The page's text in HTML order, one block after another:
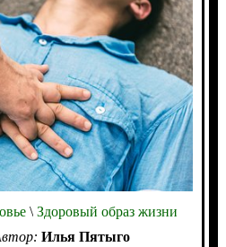
\Здоровый образ жизни
Илья Пятыго